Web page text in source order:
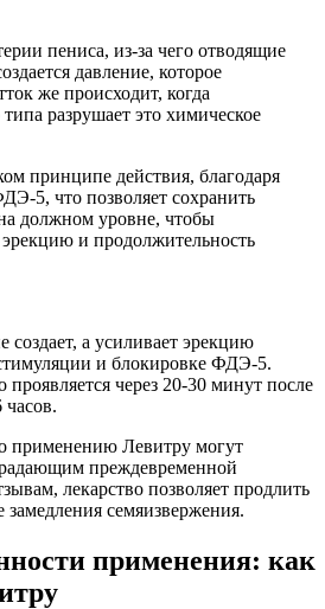
пениса, из-за чего отводящие
давление, которое
же происходит, когда
разрушает это химическое
принципе действия, благодаря
5, что позволяет сохранить
должном уровне, чтобы
и продолжительность
а усиливает эрекцию
и блокировке ФДЭ-5.
проявляется через 20-30 минут после
часов.
применению Левитру могут
преждевременной
лекарство позволяет продлить
замедления семяизвержения.
применения: как